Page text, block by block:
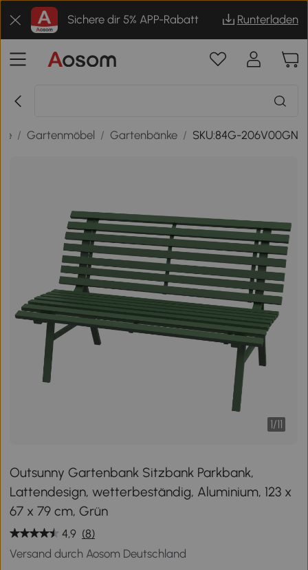
Sichere dir 5% APP-Rabatt Runterladen
/ Gartenmöbel / Gartenbänke / SKU:84G-206V00GN
1/11
Outsunny Gartenbank Sitzbank Parkbank,
Lattendesign, wetterbeständig, Aluminium, 123 x
67 x 79 cm, Grün
4,9 (8)
Versand durch Aosom Deutschland